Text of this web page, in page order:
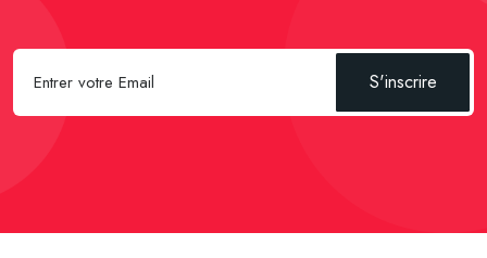
S'inscrire